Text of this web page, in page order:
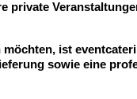
private
ist
sowie eine